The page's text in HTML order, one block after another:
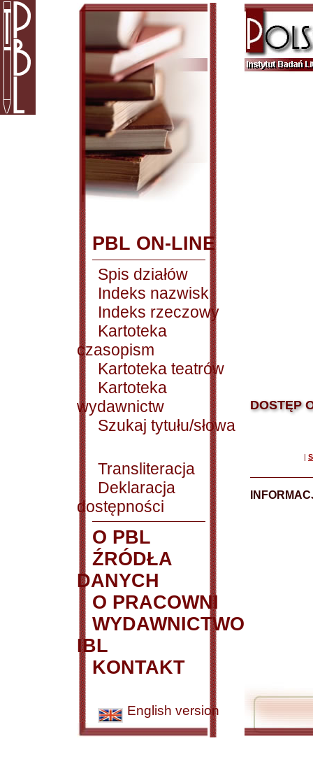
PBL ON-LINE
Spis działów
Indeks nazwisk
Indeks rzeczowy
Kartoteka
czasopism
Kartoteka teatrów
Kartoteka
wydawnictw
Szukaj tytułu/słowa
Transliteracja
Deklaracja
dostępności
O PBL
ŹRÓDŁA
DANYCH
O PRACOWNI
WYDAWNICTWO
IBL
KONTAKT
English version
DOSTĘP
|